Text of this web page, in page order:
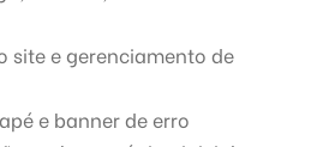
site e gerenciamento de
e banner de erro